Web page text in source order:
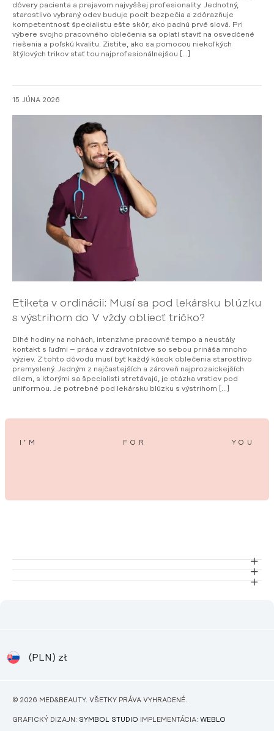
dôvery pacienta a prejavom najvyššej profesionality. Jednotný,
starostlivo vybraný odev buduje pocit bezpečia a zdôrazňuje
kompetentnosť špecialistu ešte skôr, ako padnú prvé slová. Pri
výbere svojho pracovného oblečenia sa oplatí staviť na osvedčené
riešenia a poľskú kvalitu. Zistite, ako sa pomocou niekoľkých
štýlových trikov stať tou najprofesionálnejšou […]
15 JÚNA 2026
Etiketa v ordinácii: Musí sa pod lekársku blúzku
s výstrihom do V vždy obliecť tričko?
Dlhé hodiny na nohách, intenzívne pracovné tempo a neustály
kontakt s ľuďmi – práca v zdravotníctve so sebou prináša mnoho
výziev. Z tohto dôvodu musí byť každý kúsok oblečenia starostlivo
premyslený. Jedným z najčastejších a zároveň najprozaickejších
dilem, s ktorými sa špecialisti stretávajú, je otázka vrstiev pod
uniformou. Je potrebné pod lekársku blúzku s výstrihom […]
I’M FOR YOU
(PLN) zł
© 2026 MED&BEAUTY. VŠETKY PRÁVA VYHRADENÉ.
GRAFICKÝ DIZAJN: SYMBOL STUDIO IMPLEMENTÁCIA: WEBLO